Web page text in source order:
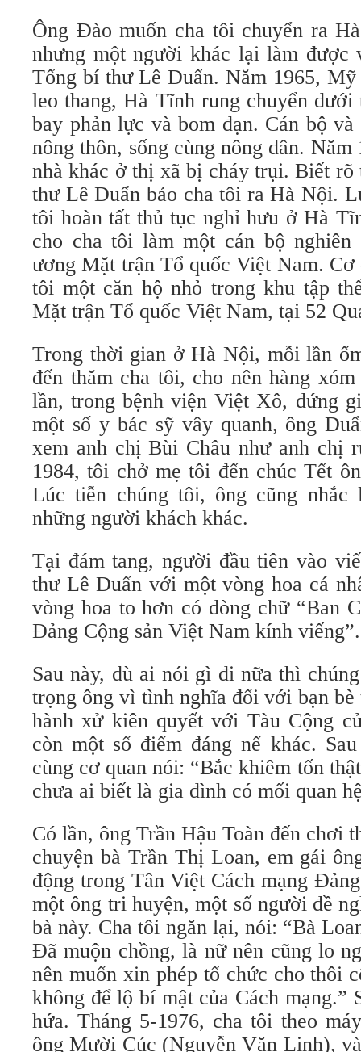
Ông Đào muốn cha tôi chuyển ra
nhưng một người khác lại làm được
Tổng bí thư Lê Duẩn. Năm 1965, Mỹ
leo thang, Hà Tĩnh rung chuyển dưới
bay phản lực và bom đạn. Cán bộ
nông thôn, sống cùng nông dân.
nhà khác ở thị xã bị cháy trụi. Biết
thư Lê Duẩn bảo cha tôi ra Hà Nội.
tôi hoàn tất thủ tục nghỉ hưu ở Hà
cho cha tôi làm một cán bộ
ương Mặt trận Tổ quốc Việt Nam. Cơ
tôi một căn hộ nhỏ trong khu tập
Mặt trận Tổ quốc Việt Nam, tại 52
Trong thời gian ở Hà Nội, mỗi lần
đến thăm cha tôi, cho nên hàng
lần, trong bệnh viện Việt Xô, đứng
một số y bác sỹ vây quanh, ông
xem anh chị Bùi Châu như anh chị
1984, tôi chở mẹ tôi đến chúc Tết
Lúc tiễn chúng tôi, ông cũng
những người khách khác.
Tại đám tang, người đầu tiên vào
thư Lê Duẩn với một vòng hoa cá
vòng hoa to hơn có dòng chữ “Ban
Đảng Cộng sản Việt Nam kính viếng”.
Sau này, dù ai nói gì đi nữa thì
trọng ông vì tình nghĩa đối với bạn
hành xử kiên quyết với Tàu Cộng
còn một số điểm đáng nể khác.
cùng cơ quan nói: “Bắc khiêm tốn
chưa ai biết là gia đình có mối quan
Có lần, ông Trần Hậu Toàn đến chơi
chuyện bà Trần Thị Loan, em gái
động trong Tân Việt Cách mạng
một ông tri huyện, một số người đề
bà này. Cha tôi ngăn lại, nói: “Bà
Đã muộn chồng, là nữ nên cũng lo
nên muốn xin phép tổ chức cho thôi
không để lộ bí mật của Cách mạng.”
hứa. Tháng 5-1976, cha tôi theo
ông Mười Cúc (Nguyễn Văn Linh),